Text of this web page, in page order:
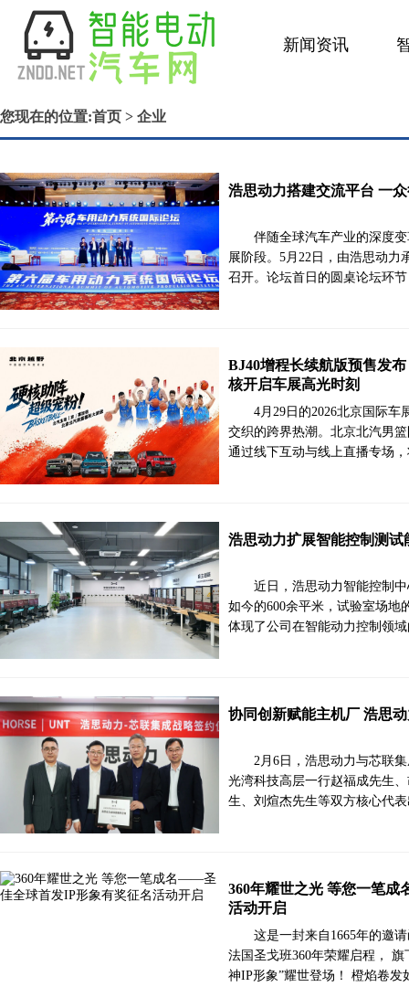
新闻资讯
您现在的位置:首页 > 企业
浩思动力搭建交流平台 一
伴随全球汽车产业的深度
展阶段。5月22日，由浩思动力
召开。论坛首日的圆桌论坛环
BJ40增程长续航版预售发
核开启车展高光时刻
4月29日的2026北京国际
交织的跨界热潮。北京北汽男
通过线下互动与线上直播专场
浩思动力扩展智能控制测
近日，浩思动力智能控制
如今的600余平米，试验室场地
体现了公司在智能动力控制领
协同创新赋能主机厂 浩思
2月6日，浩思动力与芯联
光湾科技高层一行赵福成先生
生、刘煊杰先生等双方核心代
360年耀世之光 等您一笔
活动开启
这是一封来自1665年的邀
法国圣戈班360年荣耀启程，
神IP形象”耀世登场！ 橙焰卷